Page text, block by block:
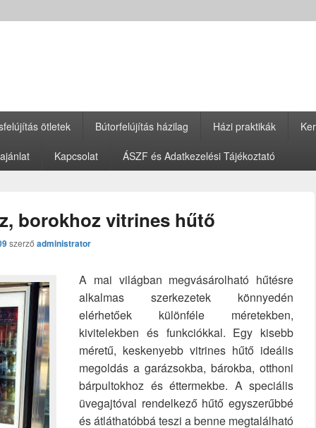
ötletek Bútorfelújítás házilag Házi praktikák
Kapcsolat ÁSZF és Adatkezelési Tájékoztató
borokhoz vitrines hűtő
szerző administrator
A mai világban megvásárolható hűtésre
alkalmas szerkezetek könnyedén
elérhetőek különféle méretekben,
kivitelekben és funkciókkal. Egy kisebb
méretű, keskenyebb vitrines hűtő ideális
megoldás a garázsokba, bárokba, otthoni
bárpultokhoz és éttermekbe. A speciális
üvegajtóval rendelkező hűtő egyszerűbbé
és átláthatóbbá teszi a benne megtalálható